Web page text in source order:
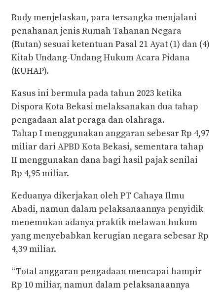
Rudy menjelaskan, para tersangka menjalani
penahanan jenis Rumah Tahanan Negara
(Rutan) sesuai ketentuan Pasal 21 Ayat (1) dan (4)
Kitab Undang-Undang Hukum Acara Pidana
(KUHAP).
Kasus ini bermula pada tahun 2023 ketika
Dispora Kota Bekasi melaksanakan dua tahap
pengadaan alat peraga dan olahraga.
Tahap I menggunakan anggaran sebesar Rp 4,97
miliar dari APBD Kota Bekasi, sementara tahap
II menggunakan dana bagi hasil pajak senilai
Rp 4,95 miliar.
Keduanya dikerjakan oleh PT Cahaya Ilmu
Abadi, namun dalam pelaksanaannya penyidik
menemukan adanya praktik melawan hukum
yang menyebabkan kerugian negara sebesar Rp
4,39 miliar.
“Total anggaran pengadaan mencapai hampir
Rp 10 miliar, namun dalam pelaksanaannya